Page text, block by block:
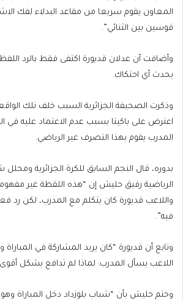
المعاون يقوم سريعا من مقاعد البدلاء لفك
قوسين بين الثنائي”.
وأضافت أن عدلان قديورة اكتفى فقط بالرد
يحدث أي احتكاك.
وذكرت الصحيفة الجزائرية السبب خلف تلك
اعترض على باكيتا بسبب عدم الاعتماد عليه في
المدرب يقوم بهذا التصرف غير الرياضي.
بدوره، قال النجم السابق للكرة الجزائرية
الرياضية رفيق حليش إن “هذه اللقطة غير
واللاعب قديورة كان يتكلم مع المدرب، لكن رد
فيه”.
وتابع أن قديورة “كان يريد المشاركة في
اللاعب يسأل المدرب: لماذا لم تدافع بشكل
وختم حليش بأن “شباب بلوزداد دخل المباراة وهو